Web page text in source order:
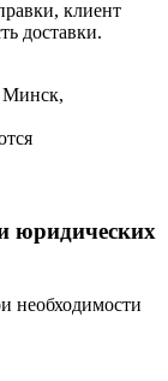
клиент
доставки.
Минск,
юридических
необходимости